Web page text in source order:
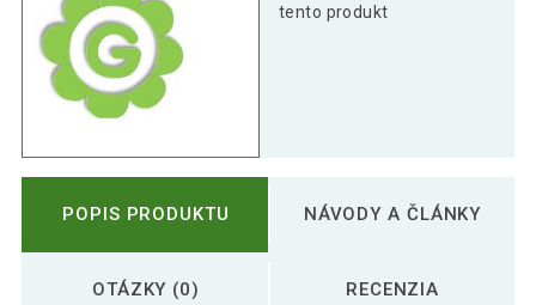
tento produkt
POPIS PRODUKTU NÁVODY A ČLÁNKY
OTÁZKY (0) RECENZIA